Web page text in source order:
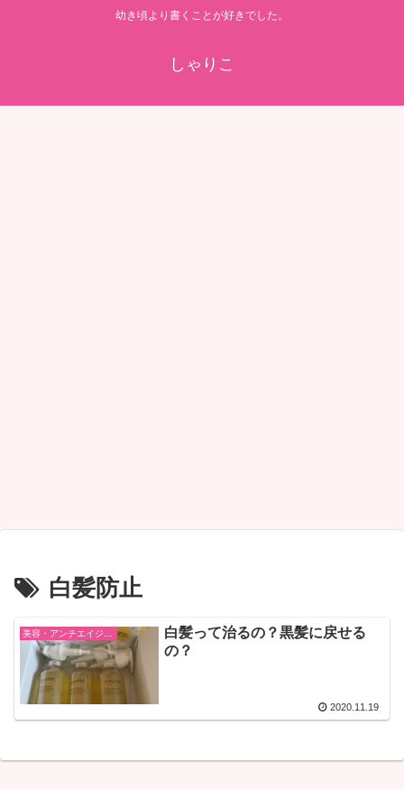
幼き頃より書くことが好きでした。
しゃりこ
白髪防止
白髪って治るの？黒髪に戻せる
の？
2020.11.19